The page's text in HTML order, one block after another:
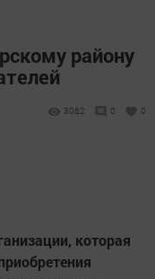
району
3062 0 0
которая